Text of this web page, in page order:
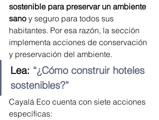
sostenible para preservar un ambiente
sano y seguro para todos sus
habitantes. Por esa razón, la sección
implementa acciones de conservación
y preservación del ambiente.
Lea: “¿Cómo construir hoteles
sostenibles?”
Cayalá Eco cuenta con siete acciones
específicas: